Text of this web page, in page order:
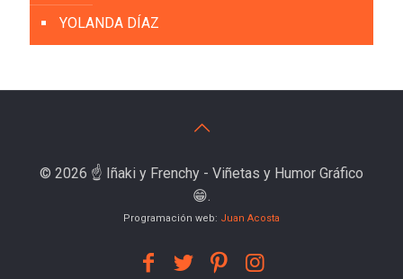
YOLANDA DÍAZ
© 2026 ☝️ Iñaki y Frenchy - Viñetas y Humor Gráfico
😁.
Programación web: Juan Acosta